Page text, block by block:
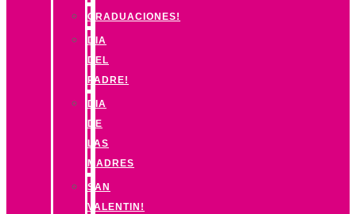
GRADUACIONES!
DIA
DEL
PADRE!
DIA
DE
LAS
MADRES
SAN
VALENTIN!